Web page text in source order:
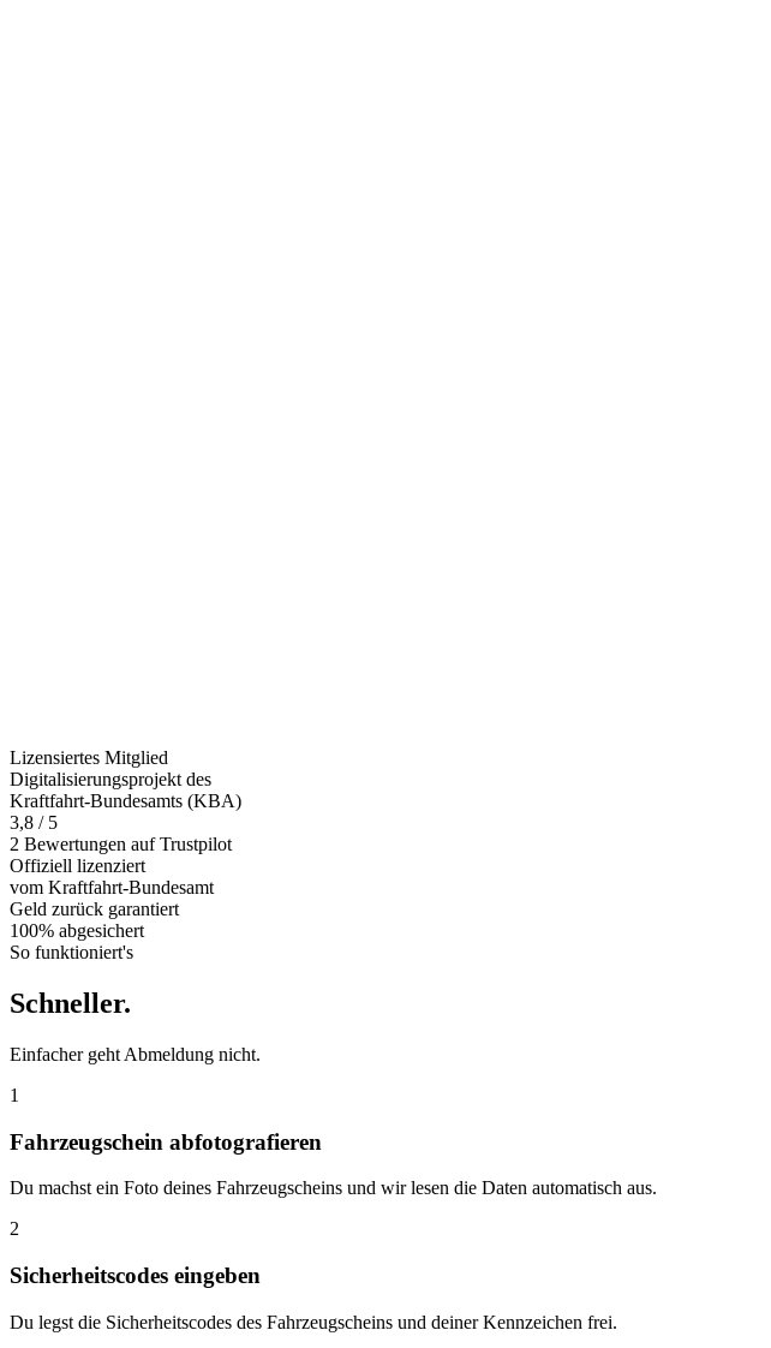
Lizensiertes Mitglied
Digitalisierungsprojekt des
Kraftfahrt-Bundesamts (KBA)
3,8 / 5
2 Bewertungen auf Trustpilot
Offiziell lizenziert
vom Kraftfahrt-Bundesamt
Geld zurück garantiert
100% abgesichert
So funktioniert's
Schneller.
Einfacher geht Abmeldung nicht.
1
Fahrzeugschein abfotografieren
Du machst ein Foto deines Fahrzeugscheins und wir lesen die Daten automatisch aus.
2
Sicherheitscodes eingeben
Du legst die Sicherheitscodes des Fahrzeugscheins und deiner Kennzeichen frei.